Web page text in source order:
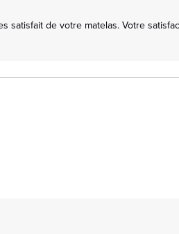
de votre matelas. Votre